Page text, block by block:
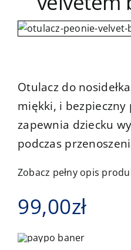
Otulacz do
miękki, i
zapewnia dziecku
podczas
Zobacz pełny opis
99,00zł